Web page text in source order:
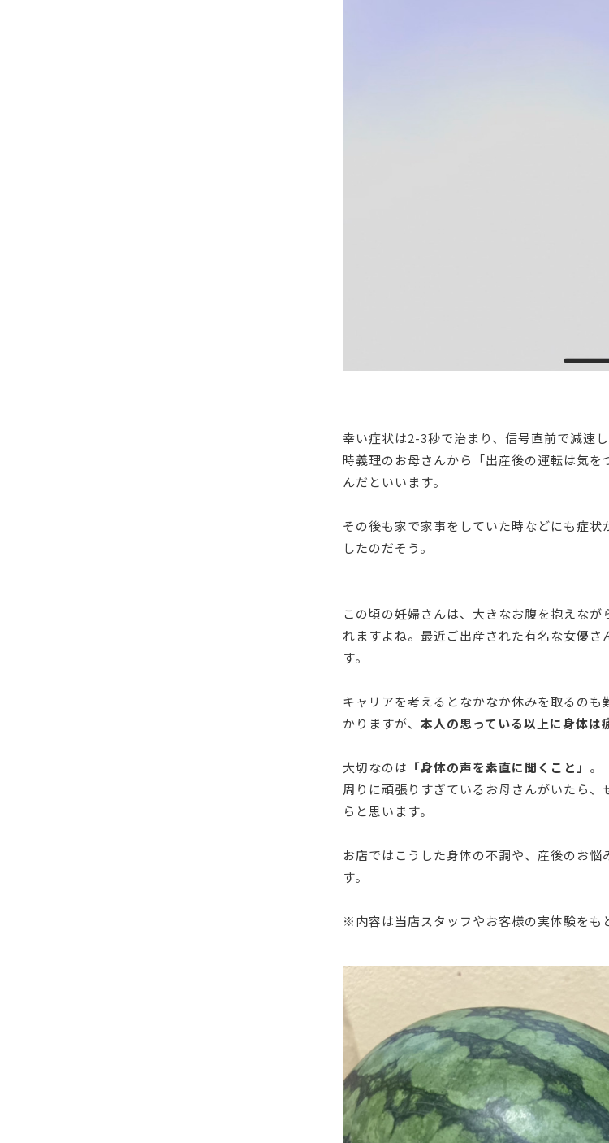
幸い症状は2-3秒で治まり、信号直前で減速
時義理のお母さんから「出産後の運転は気
んだといいます。
その後も家で家事をしていた時などにも症
したのだそう。
この頃の妊婦さんは、大きなお腹を抱えな
れますよね。最近ご出産された有名な女優
す。
キャリアを考えるとなかなか休みを取るの
かりますが、 本人の思っている以上に身体は
大切なのは 「身体の声を素直に聞くこと」 。
周りに頑張りすぎているお母さんがいたら
らと思います。
お店ではこうした身体の不調や、産後のお
す。
※内容は当店スタッフやお客様の実体験をも